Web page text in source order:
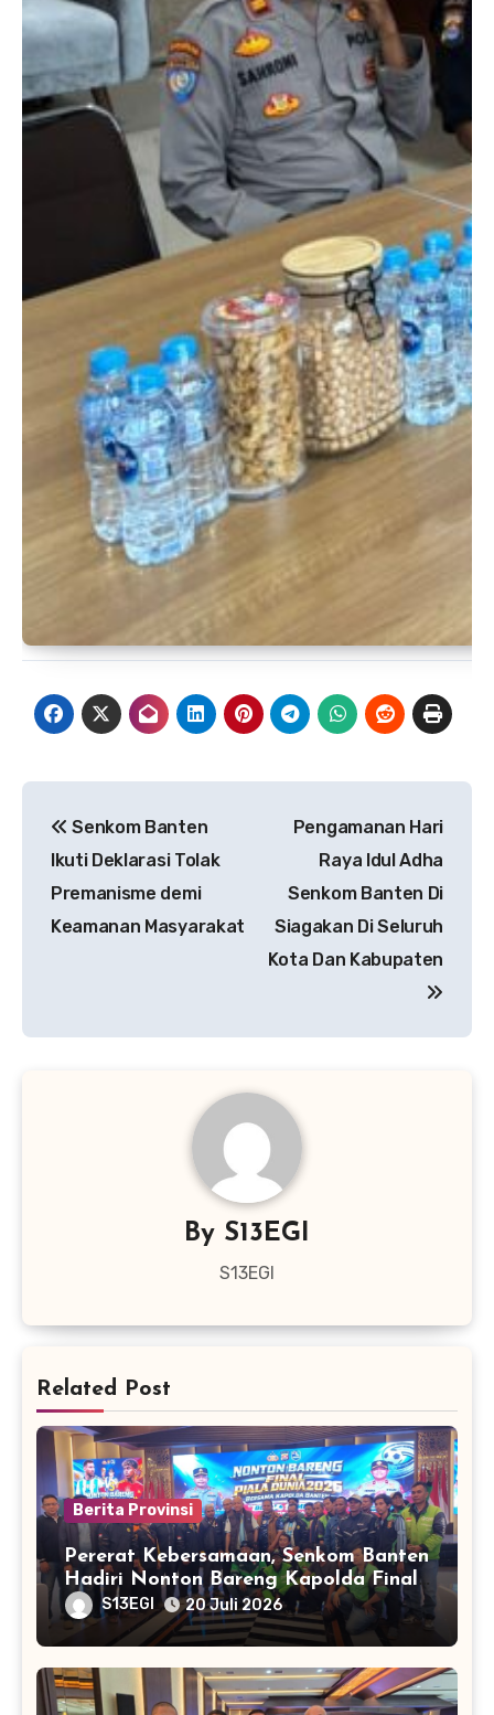
pos
Senkom Banten
Ikuti Deklarasi Tolak
Premanisme demi
Keamanan Masyarakat
Pengamanan Hari
Raya Idul Adha
Senkom Banten Di
Siagakan Di Seluruh
Kota Dan Kabupaten
By S13EGI
S13EGI
Related Post
Berita Provinsi
Pererat Kebersamaan, Senkom Banten
Hadiri Nonton Bareng Kapolda Final
Piala Dunia 2026
S13EGI 20 Juli 2026